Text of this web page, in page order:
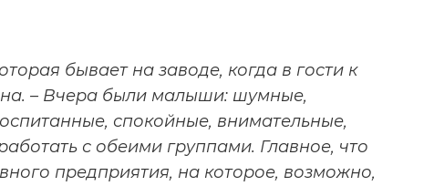
бывает на заводе, когда в гости к
– Вчера были малыши: шумные,
спокойные, внимательные,
с обеими группами. Главное, что
предприятия, на которое, возможно,